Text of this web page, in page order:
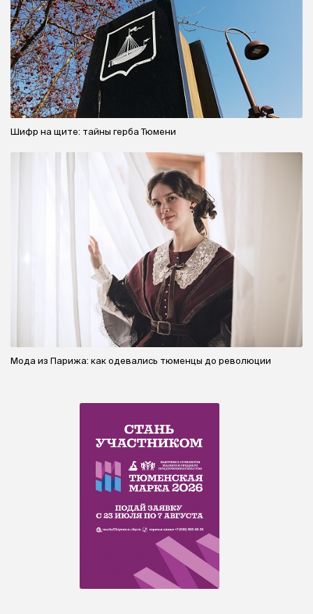
Шифр на щите: тайны герба Тюмени
Мода из Парижа: как одевались тюменцы до революции